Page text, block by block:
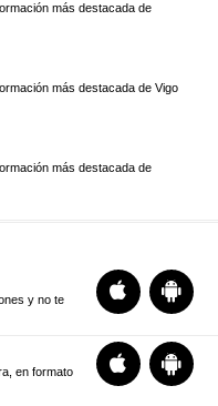
más destacada de
más destacada de Vigo
más destacada de
y no te
en formato